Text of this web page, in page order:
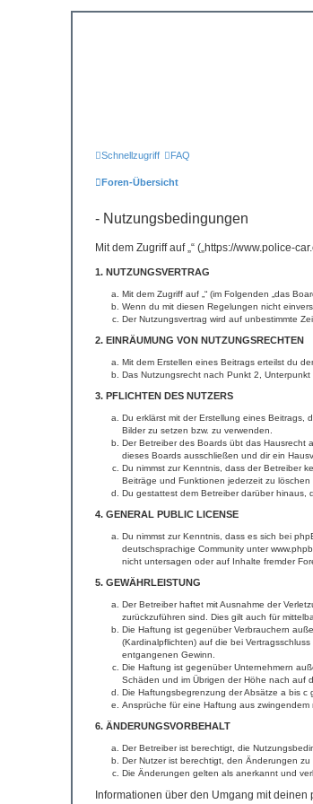
Schnellzugriff FAQ
Foren-Übersicht
- Nutzungsbedingungen
Mit dem Zugriff auf „“ („https://www.police-
1. NUTZUNGSVERTRAG
Mit dem Zugriff auf „“ (im Folgenden „das
Wenn du mit diesen Regelungen nicht
Der Nutzungsvertrag wird auf unbestimmte
2. EINRÄUMUNG VON NUTZUNGSRECHTEN
Mit dem Erstellen eines Beitrags erteilst du
Das Nutzungsrecht nach Punkt 2,
3. PFLICHTEN DES NUTZERS
Du erklärst mit der Erstellung eines
Bilder zu setzen bzw. zu verwenden.
Der Betreiber des Boards übt das Hausrecht
dieses Boards ausschließen und dir ein
Du nimmst zur Kenntnis, dass der Betreiber
Beiträge und Funktionen jederzeit zu löschen
Du gestattest dem Betreiber darüber hinaus,
4. GENERAL PUBLIC LICENSE
Du nimmst zur Kenntnis, dass es sich bei
deutschsprachige Community unter
nicht untersagen oder auf Inhalte fremder
5. GEWÄHRLEISTUNG
Der Betreiber haftet mit Ausnahme der
zurückzuführen sind. Dies gilt auch für
Die Haftung ist gegenüber Verbrauchern
(Kardinalpflichten) auf die bei
entgangenen Gewinn.
Die Haftung ist gegenüber Unternehmern
Schäden und im Übrigen der Höhe nach auf
Die Haftungsbegrenzung der Absätze a bis c
Ansprüche für eine Haftung aus zwingendem
6. ÄNDERUNGSVORBEHALT
Der Betreiber ist berechtigt, die
Der Nutzer ist berechtigt, den Änderungen
Die Änderungen gelten als anerkannt und
Informationen über den Umgang mit